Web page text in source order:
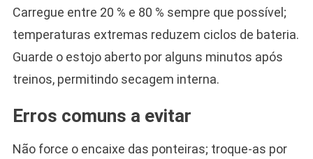
Carregue entre 20 % e 80 % sempre que possível;
temperaturas extremas reduzem ciclos de bateria.
Guarde o estojo aberto por alguns minutos após
treinos, permitindo secagem interna.
Erros comuns a evitar
Não force o encaixe das ponteiras; troque-as por